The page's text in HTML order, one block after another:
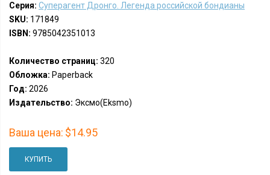
Серия: Суперагент Дронго. Легенда российской бондианы
SKU: 171849
ISBN: 9785042351013
Количество страниц: 320
Обложка: Paperback
Год: 2026
Издательство: Эксмо(Eksmo)
Ваша цена: $14.95
КУПИТЬ